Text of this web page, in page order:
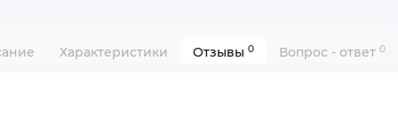
Характеристики Отзывы 0 Вопрос - ответ 0